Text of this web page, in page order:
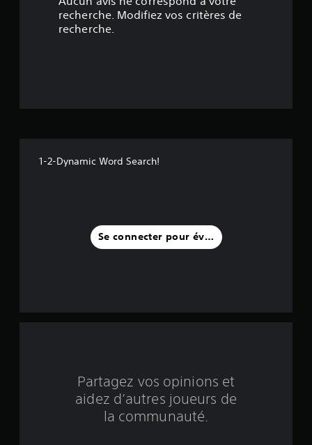
l
i
recherche. Modifiez vos critères de
recherche.
1-2-Dynamic Word Search!
Se connecter pour évaluer
Partagez vos opinions et
aidez d’autres joueurs de
la communauté.